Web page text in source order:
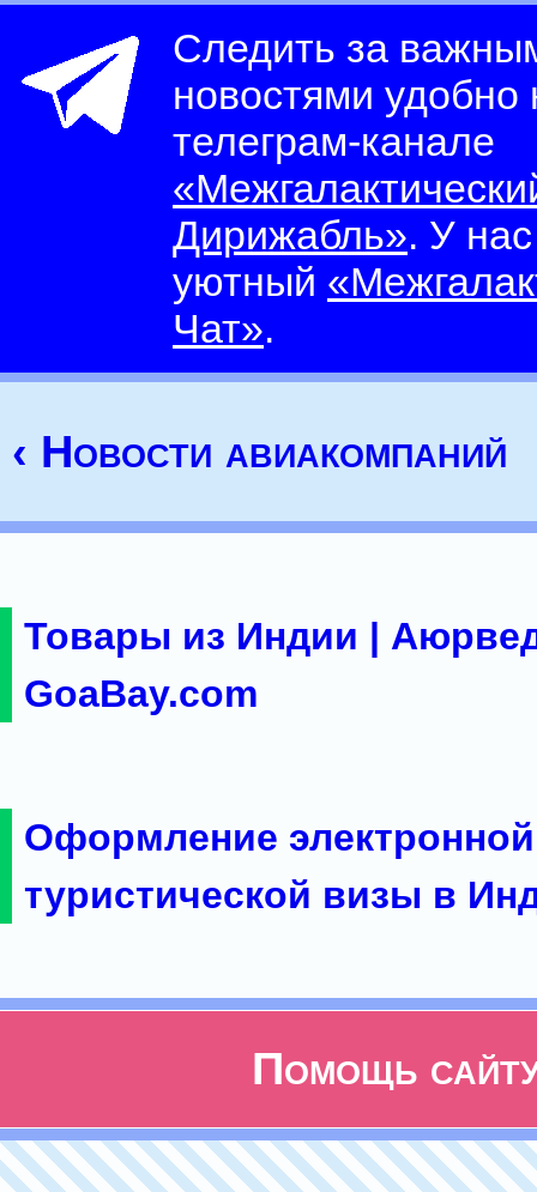
Следить за
новостями
телеграм-канале
Дирижабль». У
уютный
Чат».
‹ Новости авиакомпаний
Товары из Индии |
GoaBay.com
Оформление электронной
туристической визы в
Помощь